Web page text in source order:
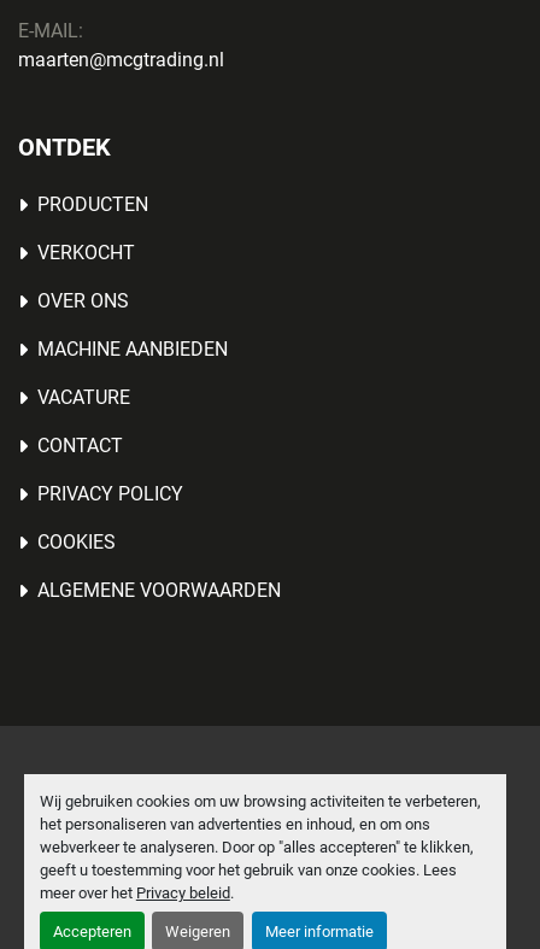
Wij gebruiken cookies om uw browsing activiteiten te verbeteren,
het personaliseren van advertenties en inhoud, en om ons
webverkeer te analyseren. Door op "alles accepteren" te klikken,
geeft u toestemming voor het gebruik van onze cookies. Lees
meer over het Privacy beleid.
Accepteren Weigeren Meer informatie
E-MAIL:
maarten@mcgtrading.nl
ONTDEK
PRODUCTEN
VERKOCHT
OVER ONS
MACHINE AANBIEDEN
VACATURE
CONTACT
PRIVACY POLICY
COOKIES
ALGEMENE VOORWAARDEN
Cookies beheren
Machinio Systemwebsite doorMachinio